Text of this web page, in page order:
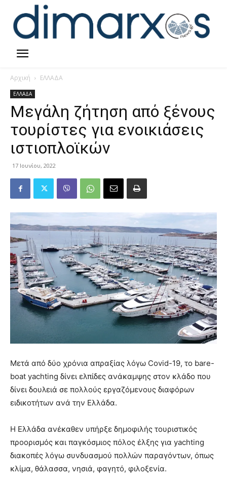
Αρχική ΕΛΛΑΔΑ
ΕΛΛΑΔΑ
Μεγάλη ζήτηση από ξένους
τουρίστες για ενοικιάσεις
ιστιοπλοϊκών
17 Ιουνίου, 2022
Μετά από δύο χρόνια απραξίας λόγω Covid-19, το bare-
boat yachting δίνει ελπίδες ανάκαμψης στον κλάδο που
δίνει δουλειά σε πολλούς εργαζόμενους διαφόρων
ειδικοτήτων ανά την Ελλάδα.
Η Ελλάδα ανέκαθεν υπήρξε δημοφιλής τουριστικός
προορισμός και παγκόσμιος πόλος έλξης για yachting
διακοπές λόγω συνδυασμού πολλών παραγόντων, όπως
κλίμα, θάλασσα, νησιά, φαγητό, φιλοξενία.